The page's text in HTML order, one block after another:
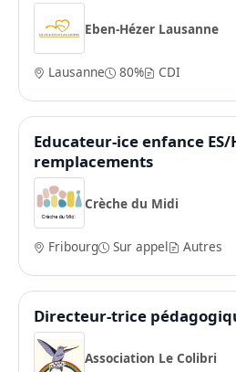
Eben-Hézer Lausanne
Lausanne 80% CDI
Educateur-ice enfance ES/
remplacements
Crèche du Midi
Fribourg Sur appel Autres
Directeur-trice
Association Le Colibri